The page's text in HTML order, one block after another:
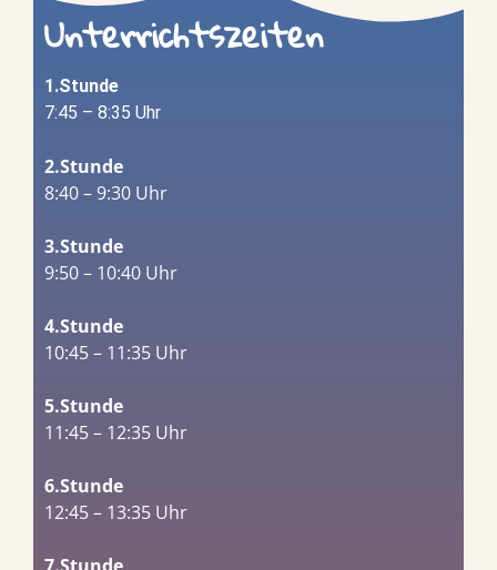
Unterrichtszeiten
1.Stunde
7:45 – 8:35 Uhr
2.Stunde
8:40 – 9:30 Uhr
3.Stunde
9:50 – 10:40 Uhr
4.Stunde
10:45 – 11:35 Uhr
5.Stunde
11:45 – 12:35 Uhr
6.Stunde
12:45 – 13:35 Uhr